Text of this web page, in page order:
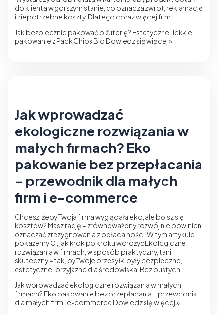
do klienta w gorszym stanie, co oznacza zwrot, reklamację
i niepotrzebne koszty. Dlatego coraz więcej firm
Jak bezpiecznie pakować biżuterię? Estetyczne i lekkie
pakowanie z Pack Chips Bio Dowiedz się więcej »
Jak wprowadzać
ekologiczne rozwiązania w
małych firmach? Eko
pakowanie bez przepłacania
– przewodnik dla małych
firm i e-commerce
Chcesz, żeby Twoja firma wyglądała eko, ale boisz się
kosztów? Masz rację – zrównoważony rozwój nie powinien
oznaczać zrezygnowania z opłacalności. W tym artykule
pokażemy Ci, jak krok po kroku wdrożyć Ekologiczne
rozwiązania w firmach, w sposób praktyczny, tani i
skuteczny – tak, by Twoje przesyłki były bezpieczne,
estetyczne i przyjazne dla środowiska. Bez pustych
Jak wprowadzać ekologiczne rozwiązania w małych
firmach? Eko pakowanie bez przepłacania – przewodnik
dla małych firm i e-commerce Dowiedz się więcej »